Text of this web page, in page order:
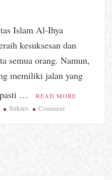
Islam Al-Ihya
kesuksesan dan
semua orang. Namun,
memiliki jalan yang
pasti …
READ MORE
Sukses Comment
Kebahagiaan